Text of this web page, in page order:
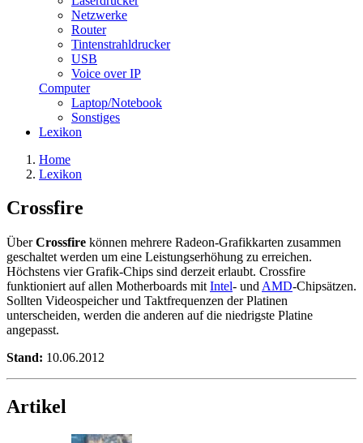
Netzwerke
Router
Tintenstrahldrucker
USB
Voice over IP
Computer
Laptop/Notebook
Sonstiges
Lexikon
Home
Lexikon
Crossfire
ÜberCrossfire können mehrere Radeon-Grafikkarten zusammen
geschaltet werden um eine Leistungserhöhung zu erreichen.
Höchstens vier Grafik-Chips sind derzeit erlaubt. Crossfire
funktioniert auf allen Motherboards mit Intel- und AMD-Chipsätzen.
Sollten Videospeicher und Taktfrequenzen der Platinen
unterscheiden, werden die anderen auf die niedrigste Platine
angepasst.
Stand: 10.06.2012
Artikel